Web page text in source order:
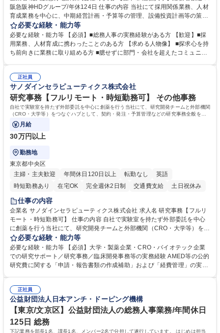
阪急阪神HDグループ/年休124日 仕事の内容 当社にて採用関係業務、人材
育成業務を中心に、中期経営計画・予算等の管理、設備投資計画等の策
定、さらに社内の重要会議の運営等、経営の根幹となる幅広い総務人事業
務全般を担当していただきます。 【主な業務内容】 ■採用関係業務および
人材育成(社員研修)業務の推進 ■中期経営計画および予算等の管理 ■設備
投資計画等の策定 ■社内の重要会議の運営 ■その他総務人事業務全般 【入
務人事】経験者歓迎！/阪急阪神HDグループ/年休124日
必要な経験・能力等
必要な経験・能力等 【必須】■総務人事の実務経験がある方 【歓迎】■採
用業務、人材育成に携わったことのある方 【求める人物像】 ■探求心を持
ち前向きに業務に取り組める方 ■臆せずに部門・会社を超えたコミュニケ
囲のメンバーと協調しつつ主体性を持って能動的に業務を推進できる方 学
歴・資格 学歴：大学院 大学 高専 短大 専修学校 高校 語学力： 資格：
正社員
サノダインセラピューティクス株式会社
研究事務【フルリモート・時短勤務可】 その他事務
自社で実験室を持たず外部委託を中心に創薬を行う当社にて、研究開発チームと外部機関
（CRO・大学等）をつなぐハブとして、契約・発注・予算管理などの研究事務全般をお
任せします。
月給
30万円以上
勤務地
東京都中央区
主婦・主夫歓迎
年間休日120日以上 転勤なし
英語
時短勤務あり
在宅OK 完全週休2日制 交通費支給 土日祝休み
仕事の内容
企業名 サノダインセラピューティクス株式会社 求人名 研究事務【フルリ
モート・時短勤務可】 仕事の内容 自社で実験室を持たず外部委託を中心
に創薬を行う当社にて、研究開発チームと外部機関（CRO・大学等）をつ
なぐハブとして、契約・発注・予算管理などの研究事務全般をお任せしま
す。 ■見積取得、発注、検収、請求処理等の事務手続き ■委託先との定例
会議の調整・アジェンダ準備・議事録作成 ■研究報告書、試験関連資料、
SOP等の整備・版管理・保管 ■研究開発の進捗・タイムライン・予算執行
集職種 研究事務【フルリモート・時短勤務可】
必要な経験・能力等
必要な経験・能力等 【必須】大学・製薬企業・CRO・バイオテック企業
での研究サポート／研究事務／臨床開発事務等の実務経験 AMED等の公的
研究費に関する「申請・報告書類の作成補助」および「経費管理」の実務
き方について】フルリモートやハイブリッド勤務、時短勤務など個々のラ
イフスタイルに応じた柔軟な働き方が可能です。育児や介護との両立も応
援します。 学歴・資格 学歴：大学院 大学 語学力： 資格：
正社員
公益財団法人日本アンチ・ドーピング機構
【東京/文京区】公益財団法人の総務人事業務/年間休日
125日 総務
下記業務を部長1名、課長1名、メンバー2名で分担して遂行しています。 はじめは担当